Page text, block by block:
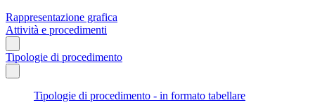
Rappresentazione grafica
Attività e procedimenti
Tipologie di procedimento
Tipologie di procedimento - in formato tabellare